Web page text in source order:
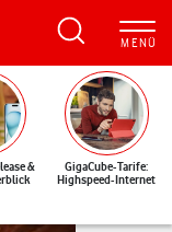
&
GigaCube-Tarife:
Highspeed-Internet